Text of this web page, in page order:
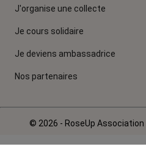
J'organise une collecte
Je cours solidaire
Je deviens ambassadrice
Nos partenaires
© 2026 - RoseUp Association